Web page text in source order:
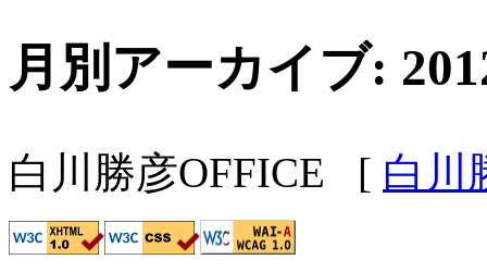
月別アーカイブ:
白川勝彦OFFICE [ 白川